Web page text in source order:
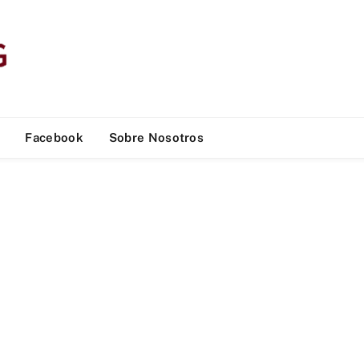
Facebook Sobre Nosotros